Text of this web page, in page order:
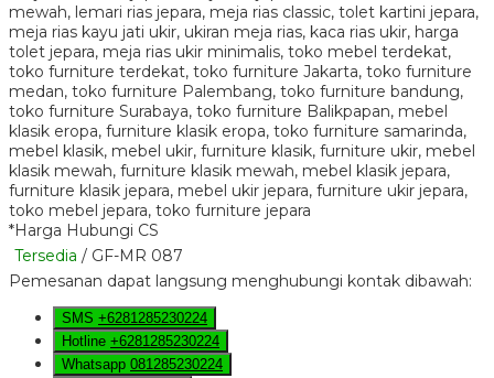
*Harga Hubungi CS
Tersedia / GF-MR 087
Pemesanan dapat langsung menghubungi kontak dibawah:
SMS +6281285230224
Hotline +6281285230224
Whatsapp 081285230224